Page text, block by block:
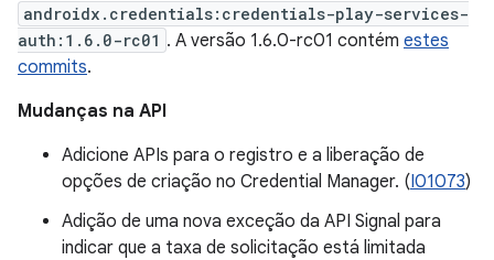
androidx.credentials:credentials-play-services-
auth:1.6.0-rc01 . A versão 1.6.0-rc01 contém estes
commits.
Mudanças na API
Adicione APIs para o registro e a liberação de
opções de criação no Credential Manager. (I01073)
Adição de uma nova exceção da API Signal para
indicar que a taxa de solicitação está limitada